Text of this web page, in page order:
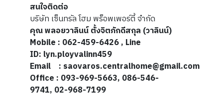
สนใจติดต่อ
บริษัท เซ็นทรัล โฮม พร็อพเพอร์ตี้ จำกัด
คุณ พลอยวาลินน์ ตั้งจิตภักดีสกุล (วาลินน์)
Mobile : 062-459-6426 , Line
ID: lyn.ployvalinn459
Email : saovaros.centralhome@gmail.com
Office : 093-969-5663, 086-546-
9741, 02-968-7199